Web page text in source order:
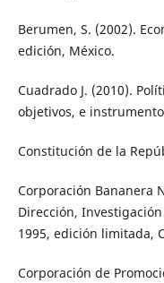
Berumen, S. (2002).
edición, México.
Cuadrado J. (2010).
objetivos, e
Constitución de la
Corporación Bananera
Dirección,
1995, edición limitada,
Corporación de